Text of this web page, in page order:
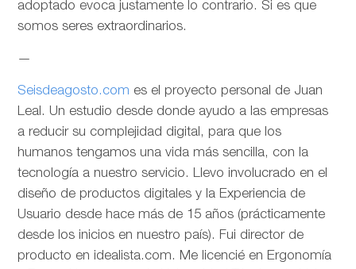
adoptado evoca justamente lo contrario. Si es que
somos seres extraordinarios.
—
Seisdeagosto.com es el proyecto personal de Juan
Leal. Un estudio desde donde ayudo a las empresas
a reducir su complejidad digital, para que los
humanos tengamos una vida más sencilla, con la
tecnología a nuestro servicio. Llevo involucrado en el
diseño de productos digitales y la Experiencia de
Usuario desde hace más de 15 años (prácticamente
desde los inicios en nuestro país). Fui director de
producto en idealista.com. Me licencié en Ergonomía